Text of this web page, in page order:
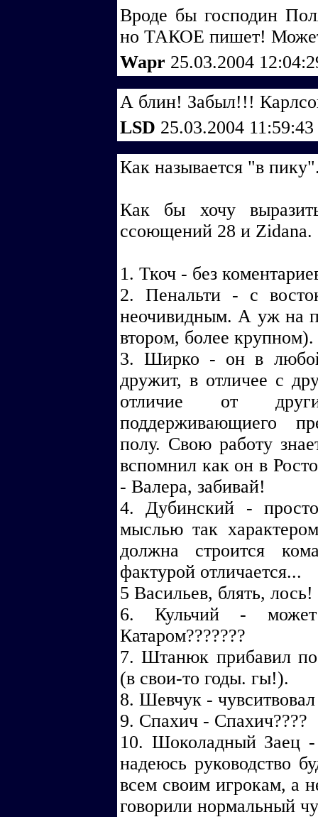
Вроде бы господин
но ТАКОЕ пишет! Может
Wapr 25.03.2004
А блин! Забыл!!!
LSD 25.03.2004 11:59:43
Как называется "в
Как бы хочу
ссоющений 28 и Zidana.
1. Ткоч - без
2. Пенальти - с
неочивидным. А уж на
втором, более крупном).
3. Ширко - он в
дружит, в отличее с
отличие от
поддерживающиего
полу. Свою работу
вспомнил как он в
- Валера, забивай!
4. Дубинский -
мыслью так
должна строится
фактурой отличается...
5 Васильев, блять, лось!
6. Кульчий - может
Катаром???????
7. Штанюк прибавил
(в свои-то годы. гы!).
8. Шевчук -
9. Спахич - Спахич????
10. Шоколадный Заец
надеюсь руководство
всем своим игрокам, а
говорили нормальный